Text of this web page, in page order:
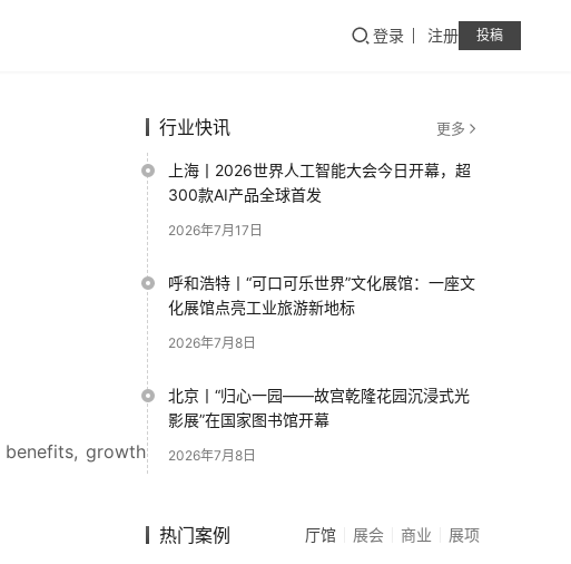
登录 注册 投稿
growth
行业快讯 更多
上海丨2026世界人工智能大会今日开幕，超
300款AI产品全球首发
2026年7月17日
呼和浩特丨“可口可乐世界”文化展馆：一座文
化展馆点亮工业旅游新地标
2026年7月8日
北京丨“归心一园——故宫乾隆花园沉浸式光
影展”在国家图书馆开幕
2026年7月8日
热门案例 厅馆 展会 商业 展项